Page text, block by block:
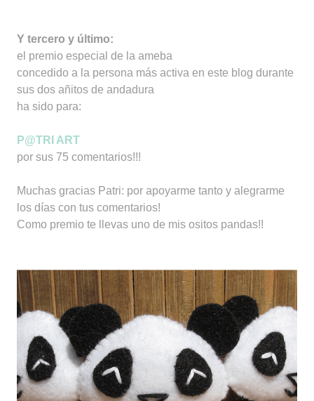
Y tercero y último:
el premio especial de la ameba
concedido a la persona más activa en este blog durante
sus dos añitos de andadura
ha sido para:
P@TRI ART
por sus 75 comentarios!!!
Muchas gracias Patri: por apoyarme tanto y alegrarme
los días con tus comentarios!
Como premio te llevas uno de mis ositos pandas!!